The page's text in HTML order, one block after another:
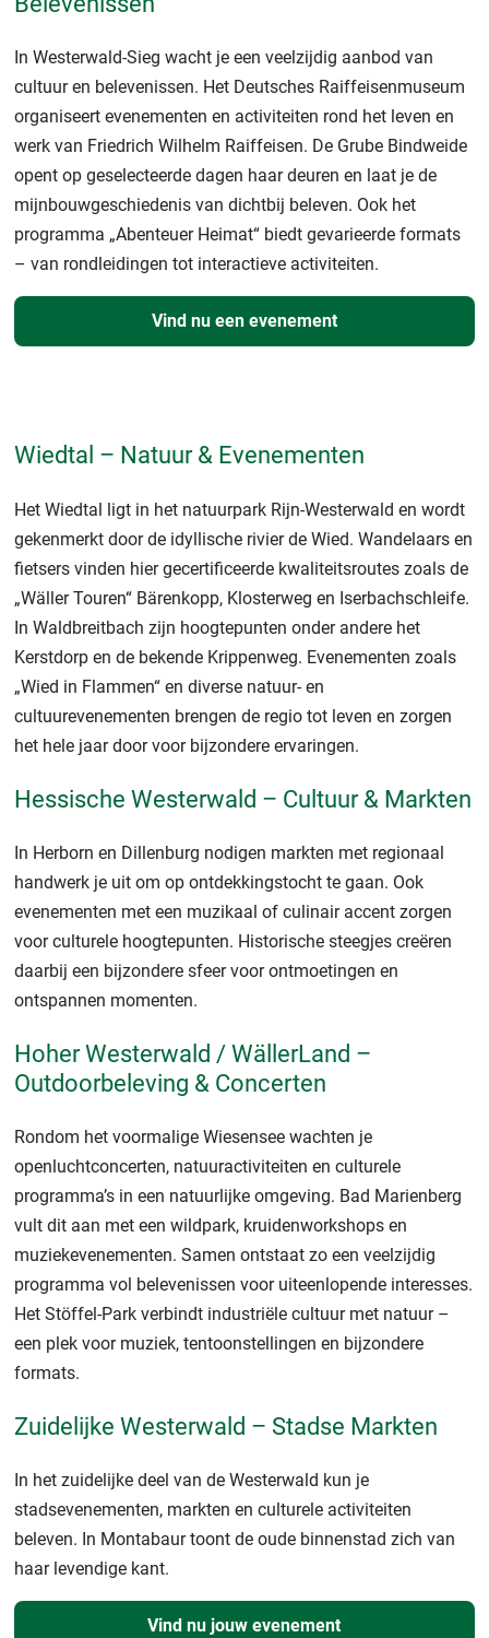
In Westerwald-Sieg wacht je een veelzijdig aanbod van
cultuur en belevenissen. Het Deutsches Raiffeisenmuseum
organiseert evenementen en activiteiten rond het leven en
werk van Friedrich Wilhelm Raiffeisen. De Grube Bindweide
opent op geselecteerde dagen haar deuren en laat je de
mijnbouwgeschiedenis van dichtbij beleven. Ook het
programma „Abenteuer Heimat“ biedt gevarieerde formats
– van rondleidingen tot interactieve activiteiten.
Vind nu een evenement
Wiedtal – Natuur & Evenementen
Het Wiedtal ligt in het natuurpark Rijn-Westerwald en wordt
gekenmerkt door de idyllische rivier de Wied. Wandelaars en
fietsers vinden hier gecertificeerde kwaliteitsroutes zoals de
„Wäller Touren“ Bärenkopp, Klosterweg en Iserbachschleife.
In Waldbreitbach zijn hoogtepunten onder andere het
Kerstdorp en de bekende Krippenweg. Evenementen zoals
„Wied in Flammen“ en diverse natuur- en
cultuurevenementen brengen de regio tot leven en zorgen
het hele jaar door voor bijzondere ervaringen.
Hessische Westerwald – Cultuur & Markten
In Herborn en Dillenburg nodigen markten met regionaal
handwerk je uit om op ontdekkingstocht te gaan. Ook
evenementen met een muzikaal of culinair accent zorgen
voor culturele hoogtepunten. Historische steegjes creëren
daarbij een bijzondere sfeer voor ontmoetingen en
ontspannen momenten.
Hoher Westerwald / WällerLand –
Outdoorbeleving & Concerten
Rondom het voormalige Wiesensee wachten je
openluchtconcerten, natuuractiviteiten en culturele
programma’s in een natuurlijke omgeving. Bad Marienberg
vult dit aan met een wildpark, kruidenworkshops en
muziekevenementen. Samen ontstaat zo een veelzijdig
programma vol belevenissen voor uiteenlopende interesses.
Het Stöffel-Park verbindt industriële cultuur met natuur –
een plek voor muziek, tentoonstellingen en bijzondere
formats.
Zuidelijke Westerwald – Stadse Markten
In het zuidelijke deel van de Westerwald kun je
stadsevenementen, markten en culturele activiteiten
beleven. In Montabaur toont de oude binnenstad zich van
haar levendige kant.
Vind nu jouw evenement